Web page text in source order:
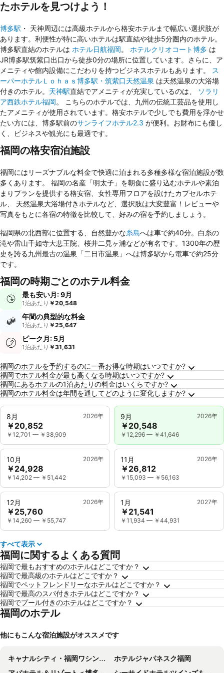
たホテルを見つけよう！
博多駅 ・ 天神周辺には高級ホテルから格安ホテルまで幅広い選択肢が
あります。利便性が特に高いホテルは駅直結や徒歩5分圏内のホテル。
博多駅直結のホテルは ホテル日航福岡。 ホテルクリオコート博多 は
JR博多駅筑紫口出口から徒歩0分の場所に位置しています。さらに、ア
メニティや館内設備にこだわりを持つビジネスホテルもあります。
ス
ーパーホテルＬｏｈａｓ博多駅・筑紫口天然温泉 は天然温泉の大浴場
付きのホテル。 天神駅直結でアメニティが充実しているのは、
ソラリ
ア西鉄ホテル福岡。 こちらのホテルでは、九州の伝統工芸品を使用し
たアメニティが使用されています。格安ホテルで少しでも費用を浮かせ
たい方には、博多駅前のサンライフホテル2.3 が便利。お財布にも優し
く、ビジネスや観光にも最適です。
福岡の格安宿泊施設
福岡にはリーズナブルな料金で快適に泊まれる多種多様な宿泊施設が数
多くあります。 福岡の名産「明太子」を朝食に盛り込むホテルや素泊
まりプランを提供する格安宿、女性専用フロアを設けたカプセルホテ
ル、 天然温泉大浴場付きホテルなど、選択肢は大変豊富！レビューや
写真をもとに各宿の特徴を比較して、好みの宿を予約しましょう。
福岡県の北西部に位置する、自然豊かな糸島へは車で約40分。白糸の
滝や雷山千如寺大悲王院、桜井二見ヶ浦などが有名です。1300年の歴
史を誇る九州最古の温泉「二日市温泉」へは博多駅から電車で約25分
です。
福岡の時期ごとのホテル料金
最も安い月: 9月
1泊あたり ￥20,548
年間の典型的な料金
1泊あたり ￥25,647
ピーク月: 5月
1泊あたり ￥31,631
福岡に関するよくある質問
福岡のホテルを予約するのに一番お得な時期はいつですか?
福岡でホテル料金が最も高くなる時期はいつですか?
福岡にあるホテルの1泊あたりの料金はいくらですか?
福岡のホテル料金は年間を通してどのように変化しますか?
8月 2026年
￥20,852
￥12,701 — ￥38,909
9月 2026年
￥20,548
￥12,296 — ￥41,646
10月 2026年
￥24,928
￥14,202 — ￥51,442
11月 2026年
￥26,812
￥15,093 — ￥56,163
12月 2026年
￥25,760
￥14,260 — ￥55,747
1月 2027年
￥21,541
￥11,934 — ￥44,931
すべて表示
福岡に関するよくある質問
福岡で最もおすすめのホテルはどこですか？
福岡で最高級のホテルはどこですか？
福岡でペットフレンドリーなホテルはどこですか？
福岡で最高のスパ付きホテルはどこですか？
福岡でプール付きのホテルはどこですか？
福岡のホテル
他にもこんな宿泊施設がオススメです
キャナルシティ・福岡ワシントンホテル
ホテルジャパネスク福岡